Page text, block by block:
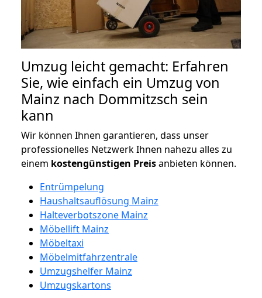
Umzug leicht gemacht: Erfahren
Sie, wie einfach ein Umzug von
Mainz nach Dommitzsch sein
kann
Wir können Ihnen garantieren, dass unser
professionelles Netzwerk Ihnen nahezu alles zu
einem kostengünstigen Preisanbieten können.
Entrümpelung
Haushaltsauflösung Mainz
Halteverbotszone Mainz
Möbellift Mainz
Möbeltaxi
Möbelmitfahrzentrale
Umzugshelfer Mainz
Umzugskartons